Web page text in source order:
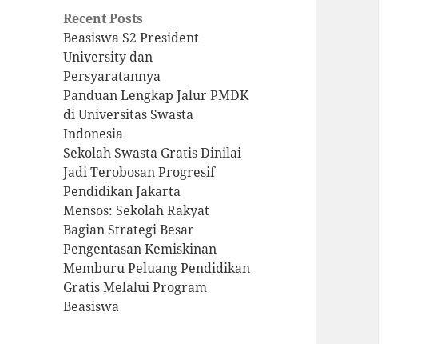
Recent Posts
Beasiswa S2 President
University dan
Persyaratannya
Panduan Lengkap Jalur PMDK
di Universitas Swasta
Indonesia
Sekolah Swasta Gratis Dinilai
Jadi Terobosan Progresif
Pendidikan Jakarta
Mensos: Sekolah Rakyat
Bagian Strategi Besar
Pengentasan Kemiskinan
Memburu Peluang Pendidikan
Gratis Melalui Program
Beasiswa